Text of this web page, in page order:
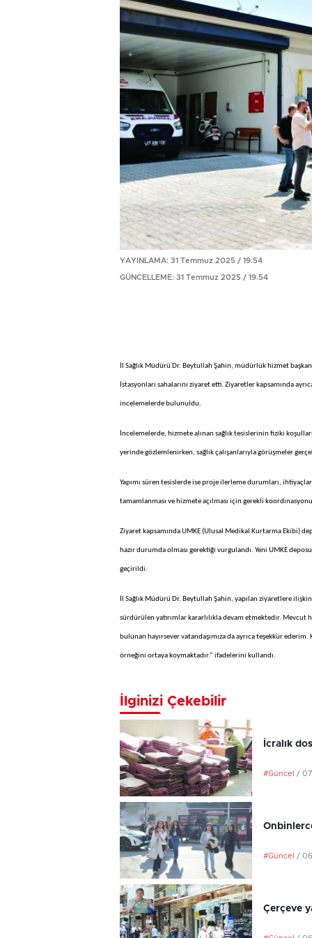
YAYINLAMA: 31 Temmuz 2025 / 19.54
GÜNCELLEME: 31 Temmuz 2025 / 19.54
İl Sağlık Müdürü Dr. Beytullah Şahin, müdürlük hizmet
İstasyonları sahalarını ziyaret etti. Ziyaretler kapsamında
incelemelerde bulunuldu.
İncelemelerde, hizmete alınan sağlık tesislerinin fiziki
yerinde gözlemlenirken, sağlık çalışanlarıyla görüşmeler
Yapımı süren tesislerde ise proje ilerleme durumları,
tamamlanması ve hizmete açılması için gerekli
Ziyaret kapsamında UMKE (Ulusal Medikal Kurtarma Ekibi)
hazır durumda olması gerektiği vurgulandı. Yeni UMKE
geçirildi.
İl Sağlık Müdürü Dr. Beytullah Şahin, yapılan ziyaretlere
sürdürülen yatırımlar kararlılıkla devam etmektedir. Mevcut
bulunan hayırsever vatandaşımıza da ayrıca teşekkür
örneğini ortaya koymaktadır.” ifadelerini kullandı.
İlginizi Çekebilir
İcralık
#Güncel /
#Güncel /
Çerçeve